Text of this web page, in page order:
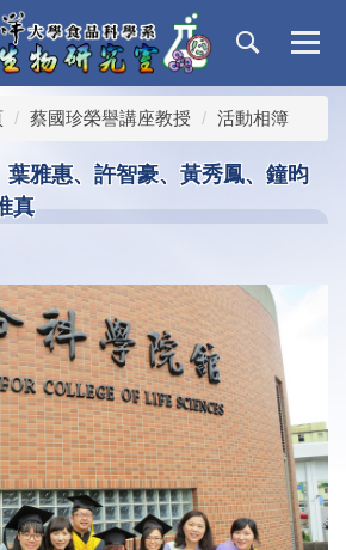
蔡國珍榮譽講座教授 活動相簿
雅惠、許智豪、黃秀鳳、鐘昀
真